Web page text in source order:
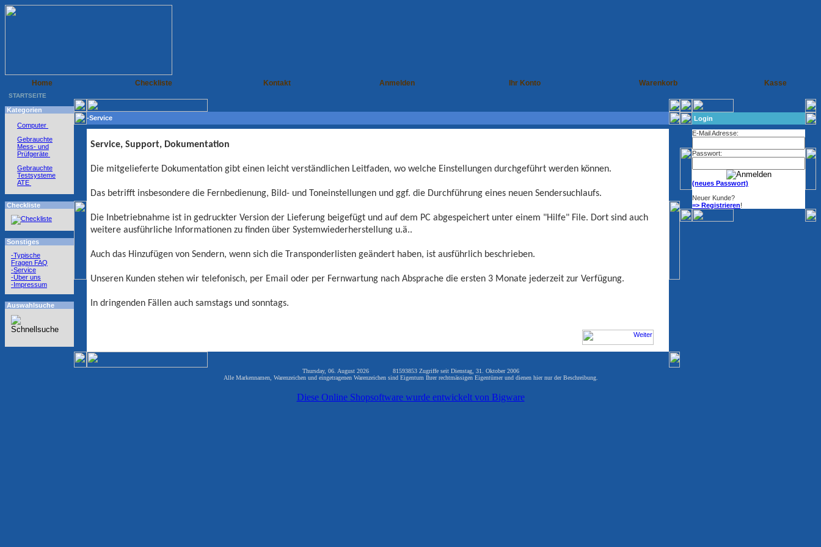
Home Checkliste Kontakt Anmelden Ihr Konto Warenkorb Kasse
STARTSEITE
Kategorien
Computer
Gebrauchte
Mess- und
Prüfgeräte
Gebrauchte
Testsysteme
ATE
Checkliste
Sonstiges
-Typische
Fragen FAQ
-Service
-Über uns
-Impressum
Auswahlsuche
-Service
Service, Support, Dokumentation
Die mitgelieferte Dokumentation gibt einen leicht verständlichen Leitfaden, wo welche Einstellungen durchgeführt werden können.
Das betrifft insbesondere die Fernbedienung, Bild- und Toneinstellungen und ggf. die Durchführung eines neuen Sendersuchlaufs.
Die Inbetriebnahme ist in gedruckter Version der Lieferung beigefügt und auf dem PC abgespeichert unter einem "Hilfe" File. Dort sind auch
weitere ausführliche Informationen zu finden über Systemwiederherstellung u.ä..
Auch das Hinzufügen von Sendern, wenn sich die Transponderlisten geändert haben, ist ausführlich beschrieben.
Unseren Kunden stehen wir telefonisch, per Email oder per Fernwartung nach Absprache die ersten 3 Monate jederzeit zur Verfügung.
In dringenden Fällen auch samstags und sonntags.
Login
E-Mail Adresse:
Passwort:
(neues Passwort)
Neuer Kunde?
=> Registrieren!
Thursday, 06. August 2026 81593853 Zugriffe seit Dienstag, 31. Oktober 2006
Alle Markennamen, Warenzeichen und eingetragenen Warenzeichen sind Eigentum Ihrer rechtmässigen Eigentümer und dienen hier nur der Beschreibung.
Diese Online Shopsoftware wurde entwickelt von Bigware